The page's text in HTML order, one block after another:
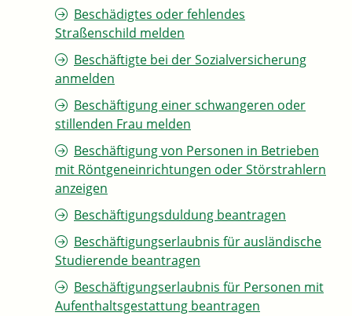
Beschädigtes oder fehlendes
Straßenschild melden
Beschäftigte bei der Sozialversicherung
anmelden
Beschäftigung einer schwangeren oder
stillenden Frau melden
Beschäftigung von Personen in Betrieben
mit Röntgeneinrichtungen oder Störstrahlern
anzeigen
Beschäftigungsduldung beantragen
Beschäftigungserlaubnis für ausländische
Studierende beantragen
Beschäftigungserlaubnis für Personen mit
Aufenthaltsgestattung beantragen